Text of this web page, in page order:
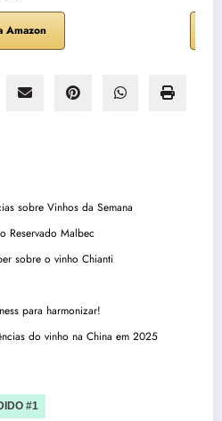
Amazon
sobre Vinhos da Semana
Reservado Malbec
sobre o vinho Chianti
para harmonizar!
do vinho na China em 2025
#1